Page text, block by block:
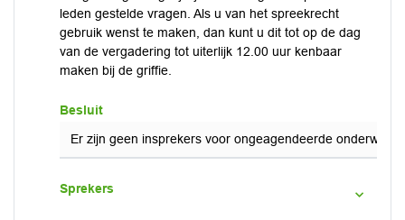
leden gestelde vragen. Als u van het spreekrecht
gebruik wenst te maken, dan kunt u dit tot op de dag
van de vergadering tot uiterlijk 12.00 uur kenbaar
maken bij de griffie.
Besluit
Er zijn geen insprekers voor ongeagendeerde
Sprekers